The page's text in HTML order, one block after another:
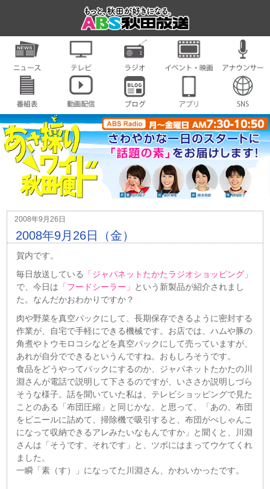
2008年9月26日
2008年9月26日（金）
賀内です。
毎日放送している
「ジャパネットたかたラジオショッピング」
で、今日は 「フードシーラー」
という新製品が紹介されまし
た。なんだかおわかりですか？
肉や野菜を真空パックにして、長期保存できるように密封する
作業が、自宅で手軽にできる機械です。お店では、ハムや豚の
角煮やトウモロコシなどを真空パックにして売っていますが、
あれが自分でできるというんですね。おもしろそうです。
食品をどうやってパックにするのか、ジャパネットたかたの川
淵さんが電話で説明して下さるのですが、いささか説明しづら
そうな様子。話を聞いていた私は、テレビショッピングで見た
ことのある「布団圧縮」と同じかな、と思って、「あの、布団
をビニールに詰めて、掃除機で吸引すると、布団がぺしゃんこ
になって収納できるアレみたいなもんですか」と聞くと、川淵
さんは「そうです、それです」と、ツボにはまってウケてくれ
ました。
一瞬「素（す）」になってた川淵さん、かわいかったです。